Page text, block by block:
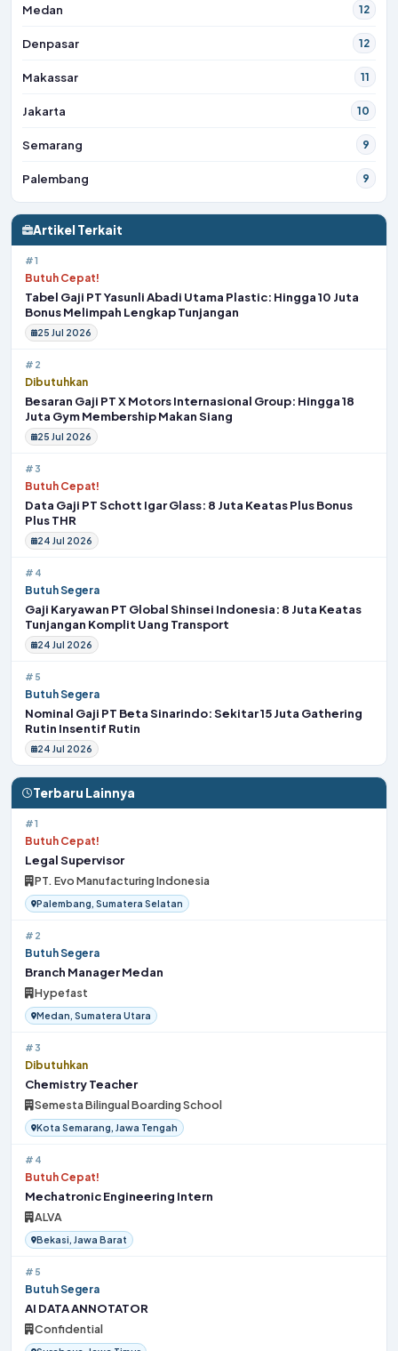
Medan 12
Denpasar 12
Makassar 11
Jakarta 10
Semarang 9
Palembang 9
Artikel Terkait
#1
Butuh Cepat!
Tabel Gaji PT Yasunli Abadi Utama Plastic: Hingga 10 Juta
Bonus Melimpah Lengkap Tunjangan
25 Jul 2026
#2
Dibutuhkan
Besaran Gaji PT X Motors Internasional Group: Hingga 18
Juta Gym Membership Makan Siang
25 Jul 2026
#3
Butuh Cepat!
Data Gaji PT Schott Igar Glass: 8 Juta Keatas Plus Bonus
Plus THR
24 Jul 2026
#4
Butuh Segera
Gaji Karyawan PT Global Shinsei Indonesia: 8 Juta Keatas
Tunjangan Komplit Uang Transport
24 Jul 2026
#5
Butuh Segera
Nominal Gaji PT Beta Sinarindo: Sekitar 15 Juta Gathering
Rutin Insentif Rutin
24 Jul 2026
Terbaru Lainnya
#1
Butuh Cepat!
Legal Supervisor
PT. Evo Manufacturing Indonesia
Palembang, Sumatera Selatan
#2
Butuh Segera
Branch Manager Medan
Hypefast
Medan, Sumatera Utara
#3
Dibutuhkan
Chemistry Teacher
Semesta Bilingual Boarding School
Kota Semarang, Jawa Tengah
#4
Butuh Cepat!
Mechatronic Engineering Intern
ALVA
Bekasi, Jawa Barat
#5
Butuh Segera
AI DATA ANNOTATOR
Confidential